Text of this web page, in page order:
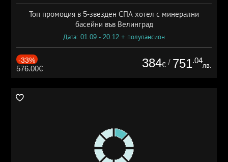
Топ промоция в 5-звезден СПА хотел с минерални
басейни във Велинград
Дата: 01.09 - 20.12 + полупансион
-33%
576.00€ 384€ / 751.04
лв.